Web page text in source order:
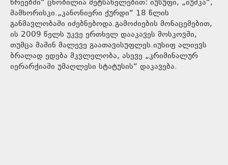
წრეებში“ ცნობილია მეტსახელებით: იუსუფი, „იუშკა“,
შამხორისკი.„კანონიერი ქურდი“ 18 წლის
განმავლობაში იძებნებოდა.გამოძიების მონაცემებით,
ის 2009 წელს უკვე ერთხელ დააკავეს მოსკოვში,
თუმცა მაშინ მალევე გაათავისუფლეს.იუსიფ ალიევს
ბრალად ედება მკვლელობა, ასევე „კრიმინალურ
იერარქიაში უმაღლესი სტატუსის“ დაკავება.